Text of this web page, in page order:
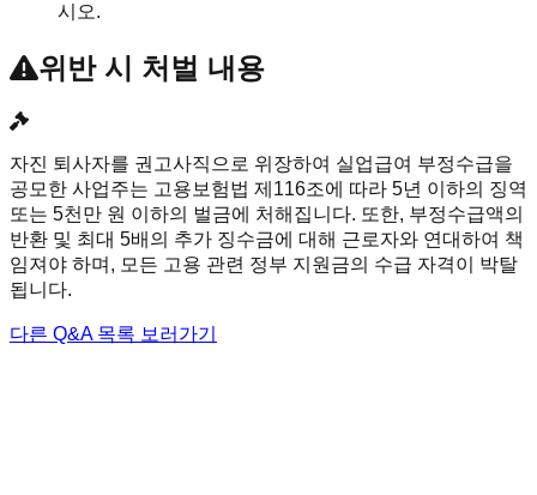
시오.
위반 시 처벌 내용
자진 퇴사자를 권고사직으로 위장하여 실업급여 부정수급을
공모한 사업주는 고용보험법 제116조에 따라 5년 이하의 징역
또는 5천만 원 이하의 벌금에 처해집니다. 또한, 부정수급액의
반환 및 최대 5배의 추가 징수금에 대해 근로자와 연대하여 책
임져야 하며, 모든 고용 관련 정부 지원금의 수급 자격이 박탈
됩니다.
다른 Q&A 목록 보러가기